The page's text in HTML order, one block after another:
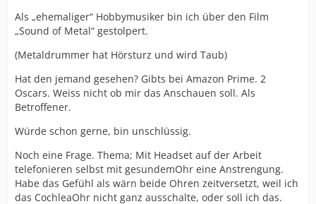
Als „ehemaliger“ Hobbymusiker bin ich über den Film
„Sound of Metal“ gestolpert.
(Metaldrummer hat Hörsturz und wird Taub)
Hat den jemand gesehen? Gibts bei Amazon Prime. 2
Oscars. Weiss nicht ob mir das Anschauen soll. Als
Betroffener.
Würde schon gerne, bin unschlüssig.
Noch eine Frage. Thema; Mit Headset auf der Arbeit
telefonieren selbst mit gesundemOhr eine Anstrengung.
Habe das Gefühl als wärn beide Ohren zeitversetzt, weil ich
das CochleaOhr nicht ganz ausschalte, oder soll ich das.